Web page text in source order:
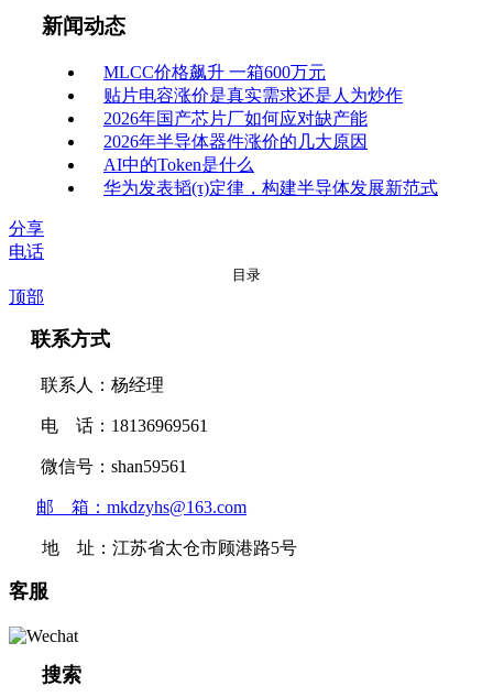
新闻动态
MLCC价格飙升 一箱600万元
贴片电容涨价是真实需求还是人为炒作
2026年国产芯片厂如何应对缺产能
2026年半导体器件涨价的几大原因
AI中的Token是什么
华为发表韬(τ)定律，构建半导体发展新范式
分享
电话
目录
顶部
联系方式
联系人：杨经理
电 话：18136969561
微信号：shan59561
邮 箱：mkdzyhs@163.com
地 址：江苏省太仓市顾港路5号
客服
搜索